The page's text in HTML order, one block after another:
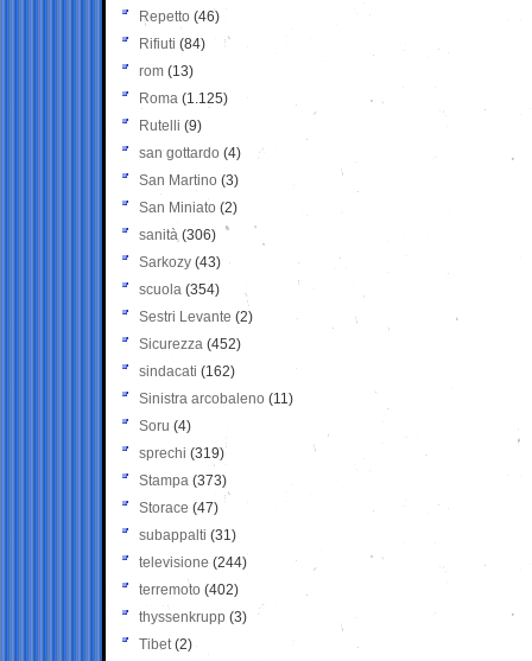
Repetto (46)
Rifiuti (84)
rom (13)
Roma (1.125)
Rutelli (9)
san gottardo (4)
San Martino (3)
San Miniato (2)
sanità (306)
Sarkozy (43)
scuola (354)
Sestri Levante (2)
Sicurezza (452)
sindacati (162)
Sinistra arcobaleno (11)
Soru (4)
sprechi (319)
Stampa (373)
Storace (47)
subappalti (31)
televisione(244)
terremoto (402)
thyssenkrupp (3)
Tibet(2)